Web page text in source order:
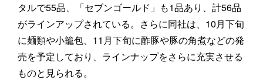
タルで55品、「セブンゴールド」も1品あり、計56品
がラインアップされている。さらに同社は、10月下旬
に麺類や小籠包、11月下旬に酢豚や豚の角煮などの発
売を予定しており、ラインナップをさらに充実させる
ものと見られる。